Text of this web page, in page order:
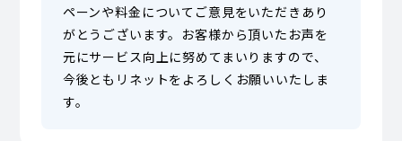
ペーンや料金についてご意見をいただきあり
がとうございます。お客様から頂いたお声を
元にサービス向上に努めてまいりますので、
今後ともリネットをよろしくお願いいたしま
す。